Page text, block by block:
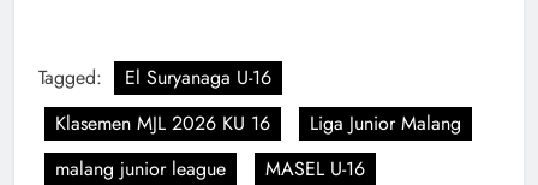
Tagged:
El Suryanaga U-16
Klasemen MJL 2026 KU 16
Liga Junior Malang
malang junior league
MASEL U-16